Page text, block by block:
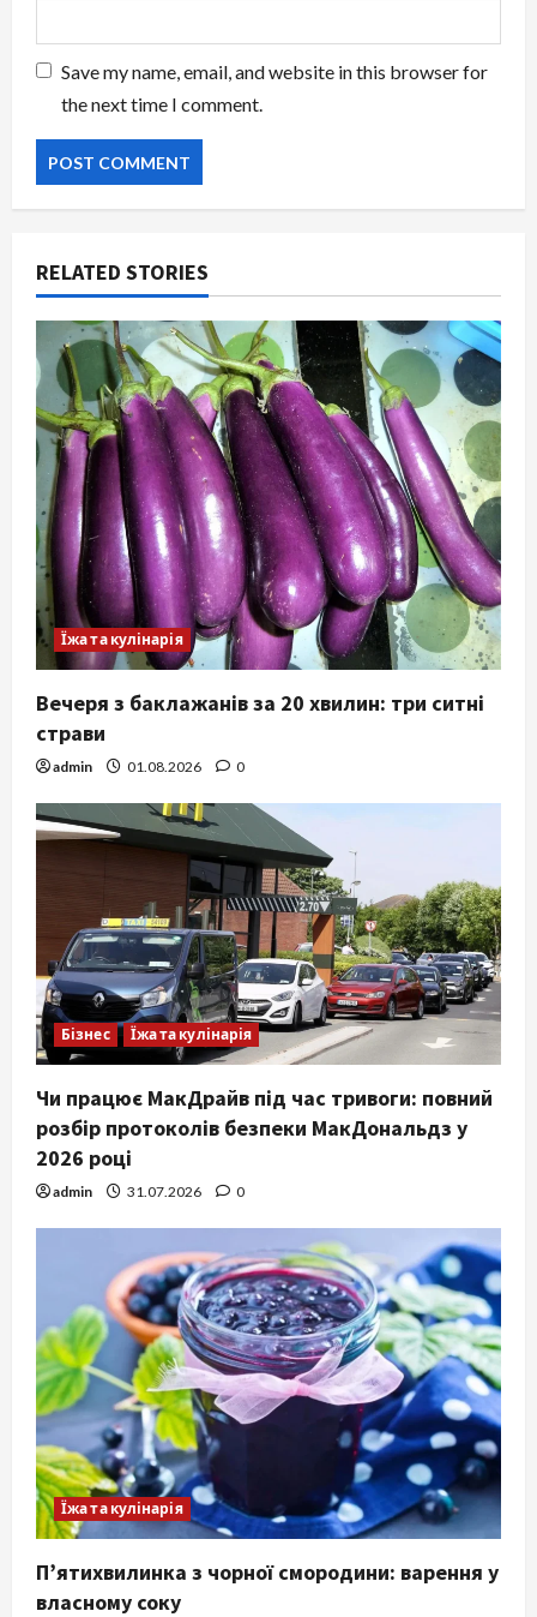
Save my name, email, and website in this browser for
the next time I comment.
RELATED STORIES
Їжа та кулінарія
Вечеря з баклажанів за 20 хвилин: три ситні
страви
admin 01.08.2026 0
Бізнес Їжа та кулінарія
Чи працює МакДрайв під час тривоги: повний
розбір протоколів безпеки МакДональдз у
2026 році
admin 31.07.2026 0
Їжа та кулінарія
П’ятихвилинка з чорної смородини: варення у
власному соку